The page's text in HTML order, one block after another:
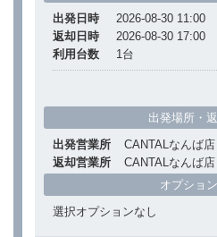
出発日時
2026-08-30 11:00
返却日時
2026-08-30 17:00
利用台数
1 台
出発場所・
出発営業所
CANTALなんば店
返却営業所
CANTALなんば店
オプショ
選択オプションなし